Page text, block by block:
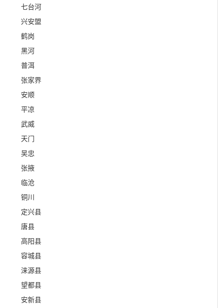
七台河
兴安盟
鹤岗
黑河
普洱
张家界
安顺
平凉
武威
天门
吴忠
张掖
临沧
铜川
定兴县
唐县
高阳县
容城县
涞源县
望都县
安新县